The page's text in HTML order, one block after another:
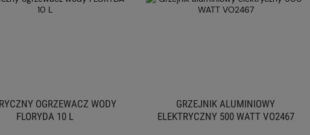
OGRZEWACZ WODY
FLORYDA 10 L
GRZEJNIK ALUMINIOWY
ELEKTRYCZNY 500 WATT VO2467